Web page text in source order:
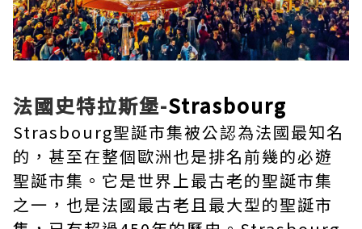
法國史特拉斯堡-Strasbourg
Strasbourg聖誕市集被公認為法國最知名
的，甚至在整個歐洲也是排名前幾的必遊
聖誕市集。它是世界上最古老的聖誕市集
之一，也是法國最古老且最大型的聖誕市